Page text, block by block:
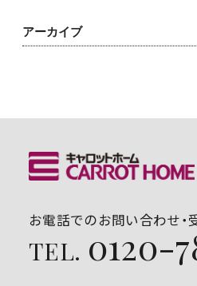
アーカイブ
お電話でのお問い合わせ・
TEL. 0120-